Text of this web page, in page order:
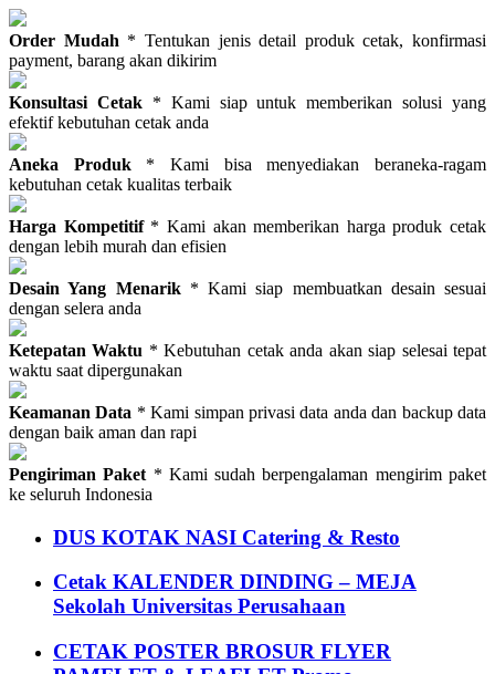
Order Mudah * Tentukan jenis detail produk cetak, konfirmasi
payment, barang akan dikirim
Konsultasi Cetak* Kami siap untuk memberikan solusi yang
efektif kebutuhan cetak anda
Aneka Produk * Kami bisa menyediakan beraneka-ragam
kebutuhan cetak kualitas terbaik
Harga Kompetitif* Kami akan memberikan harga produk cetak
dengan lebih murah dan efisien
Desain Yang Menarik* Kami siap membuatkan desain sesuai
dengan selera anda
Ketepatan Waktu * Kebutuhan cetak anda akan siap selesai tepat
waktu saat dipergunakan
Keamanan Data * Kami simpan privasi data anda dan backup data
dengan baik aman dan rapi
Pengiriman Paket * Kami sudah berpengalaman mengirim paket
ke seluruh Indonesia
DUS KOTAK NASI Catering & Resto
Cetak KALENDER DINDING – MEJA
Sekolah Universitas Perusahaan
CETAK POSTER BROSUR FLYER